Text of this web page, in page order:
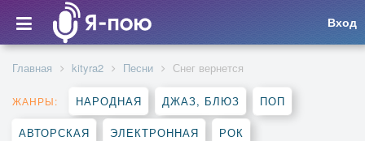
Вход
Главная kityra2 Песни Снег вернется
ЖАНРЫ: НАРОДНАЯ ДЖАЗ, БЛЮЗ ПОП
АВТОРСКАЯ ЭЛЕКТРОННАЯ РОК